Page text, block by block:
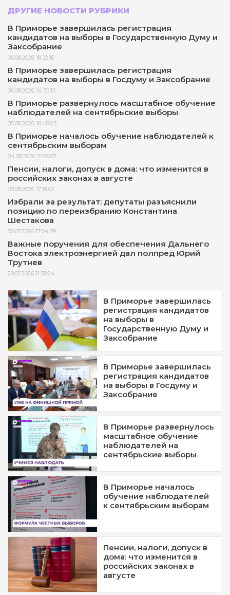
ДРУГИЕ НОВОСТИ РУБРИКИ
В Приморье завершилась регистрация
кандидатов на выборы в Государственную Думу и
Заксобрание
06.08.2026 18:32:16
В Приморье завершилась регистрация
кандидатов на выборы в Госдуму и Заксобрание
06.08.2026 14:35:13
В Приморье развернулось масштабное обучение
наблюдателей на сентябрьские выборы
05.08.2026 16:48:03
В Приморье началось обучение наблюдателей к
сентябрьским выборам
04.08.2026 15:00:07
Пенсии, налоги, допуск в дома: что изменится в
российских законах в августе
03.08.2026 17:19:02
Избрали за результат: депутаты разъяснили
позицию по переизбранию Константина
Шестакова
30.07.2026 17:04:39
Важные поручения для обеспечения Дальнего
Востока электроэнергией дал полпред Юрий
Трутнев
29.07.2026 11:39:24
В Приморье завершилась
регистрация кандидатов
на выборы в
Государственную Думу и
Заксобрание
В Приморье завершилась
регистрация кандидатов
на выборы в Госдуму и
Заксобрание
В Приморье развернулось
масштабное обучение
наблюдателей на
сентябрьские выборы
В Приморье началось
обучение наблюдателей
к сентябрьским выборам
Пенсии, налоги, допуск в
дома: что изменится в
российских законах в
августе